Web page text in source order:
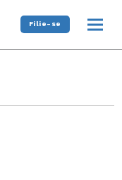
Filie-se